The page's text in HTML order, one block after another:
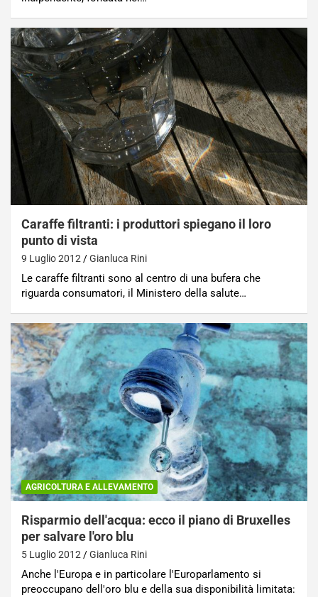
Caraffe filtranti: i produttori spiegano il loro
punto di vista
9 Luglio 2012 Gianluca Rini
Le caraffe filtranti sono al centro di una bufera che
riguarda consumatori, il Ministero della salute…
AGRICOLTURA E ALLEVAMENTO
Risparmio dell'acqua: ecco il piano di Bruxelles
per salvare l'oro blu
5 Luglio 2012 Gianluca Rini
Anche l'Europa e in particolare l'Europarlamento si
preoccupano dell'oro blu e della sua disponibilità limitata: